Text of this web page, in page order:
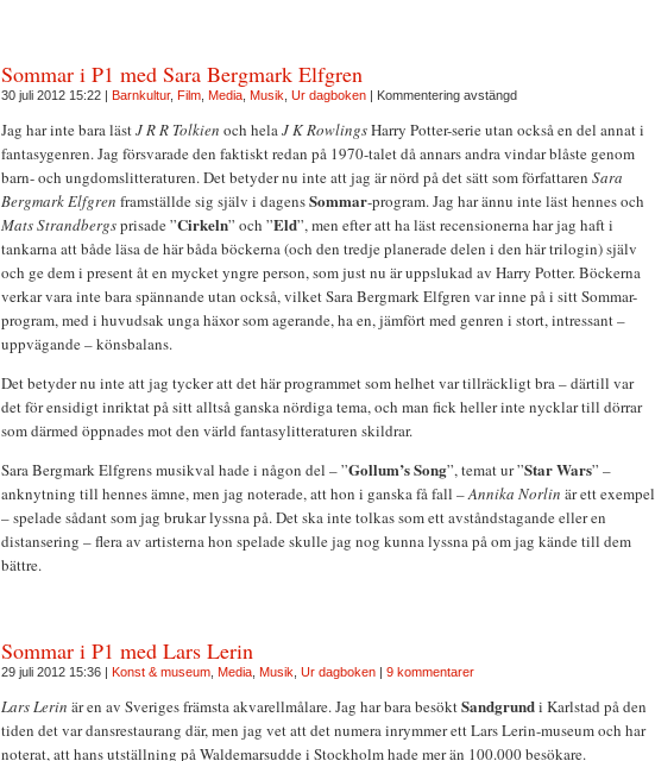
Sommar i P1 med Sara Bergmark Elfgren
30 juli 2012 15:22 | Barnkultur, Film, Media, Musik Ur dagboken| Kommentering avstängd
Jag har inte bara lästJ R R Tolkien och helaJ K RowlingsHarry Potter-serie utan också en del annat i
fantasygenren. Jag försvarade den faktiskt redan på 1970-talet då annars andra vindar blåste genom
barn- och ungdomslitteraturen. Det betyder nu inte att jag är nörd på det sätt som författaren Sara
Bergmark Elfgren framställde sig själv i dagensSommar-program. Jag har ännu inte läst hennes och
Mats Strandbergsprisade ”Cirkeln” och ”Eld”, men efter att ha läst recensionerna har jag haft i
tankarna att både läsa de här båda böckerna (och den tredje planerade delen i den här trilogin) själv
och ge dem i present åt en mycket yngre person, som just nu är uppslukad av Harry Potter. Böckerna
verkar vara inte bara spännande utan också, vilket Sara Bergmark Elfgren var inne på i sitt Sommar-
program, med i huvudsak unga häxor som agerande, ha en, jämfört med genren i stort, intressant –
uppvägande – könsbalans.
Det betyder nu inte att jag tycker att det här programmet som helhet var tillräckligt bra – därtill var
det för ensidigt inriktat på sitt alltså ganska nördiga tema, och man fick heller inte nycklar till dörrar
som därmed öppnades mot den värld fantasylitteraturen skildrar.
Sara Bergmark Elfgrens musikval hade i någon del – ”Gollum’s Song”, temat ur ”Star Wars” –
anknytning till hennes ämne, men jag noterade, att hon i ganska få fall –Annika Norlin är ett exempel
– spelade sådant som jag brukar lyssna på. Det ska inte tolkas som ett avståndstagande eller en
distansering – flera av artisterna hon spelade skulle jag nog kunna lyssna på om jag kände till dem
bättre.
Sommar i P1 med Lars Lerin
29 juli 2012 15:36 | Konst & museum, Media, Musik Ur dagboken| 9 kommentarer
Lars Lerin är en av Sveriges främsta akvarellmålare. Jag har bara besöktSandgrundi Karlstad på den
tiden det var dansrestaurang där, men jag vet att det numera inrymmer ett Lars Lerin-museum och har
noterat, att hans utställning på Waldemarsudde i Stockholm hade mer än 100.000 besökare.